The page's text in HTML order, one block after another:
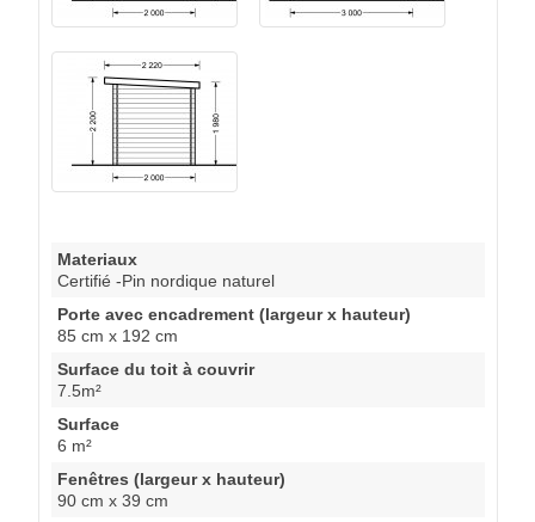
Materiaux
Certifié -Pin nordique naturel
Porte avec encadrement (largeur x hauteur)
85 cm x 192 cm
Surface du toit à couvrir
7.5m²
Surface
6 m²
Fenêtres (largeur x hauteur)
90 cm x 39 cm